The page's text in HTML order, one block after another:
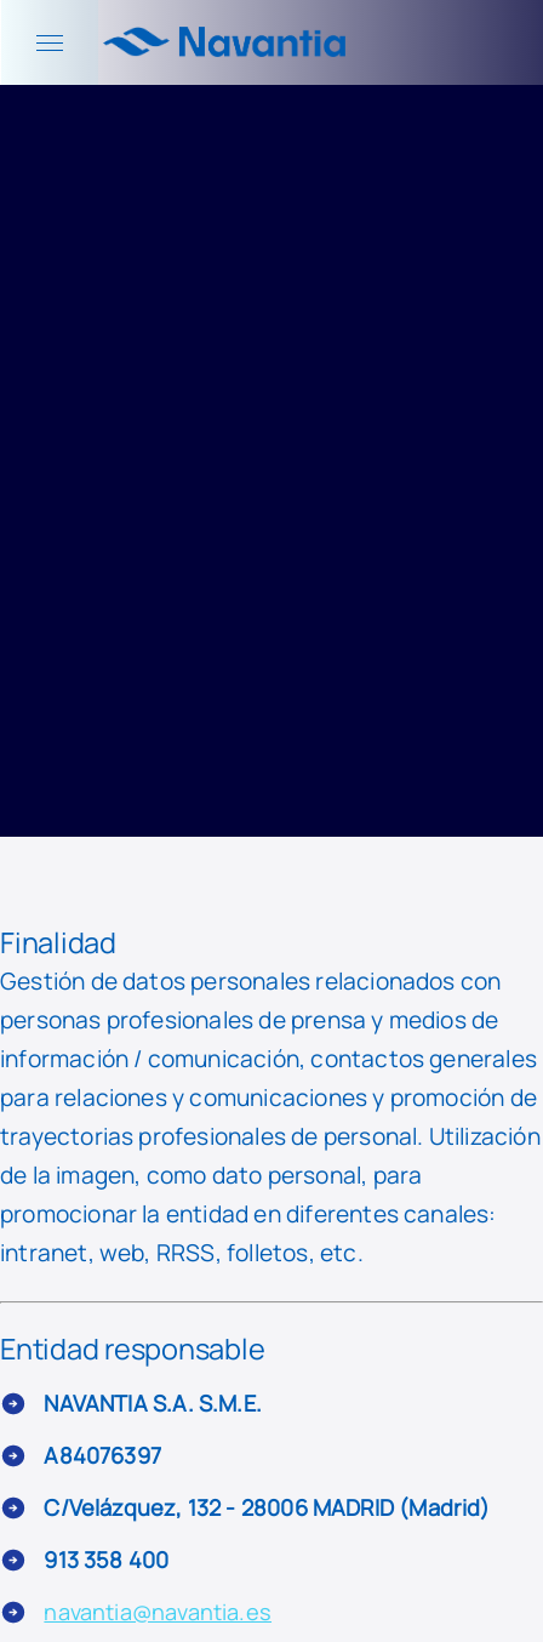
COMUNICACIÓN Y MARKETING
Finalidad
Gestión de datos personales relacionados con
personas profesionales de prensa y medios de
información / comunicación, contactos generales
para relaciones y comunicaciones y promoción de
trayectorias profesionales de personal. Utilización
de la imagen, como dato personal, para
promocionar la entidad en diferentes canales:
intranet, web, RRSS, folletos, etc.
Entidad responsable
NAVANTIA S.A. S.M.E.
A84076397
C/Velázquez, 132 - 28006 MADRID (Madrid)
913 358 400
navantia@navantia.es